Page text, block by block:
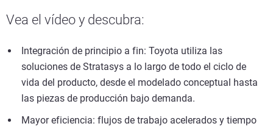
Vea el vídeo y descubra:
Integración de principio a fin: Toyota utiliza las
soluciones de Stratasys a lo largo de todo el ciclo de
vida del producto, desde el modelado conceptual hasta
las piezas de producción bajo demanda.
Mayor eficiencia: flujos de trabajo acelerados y tiempo